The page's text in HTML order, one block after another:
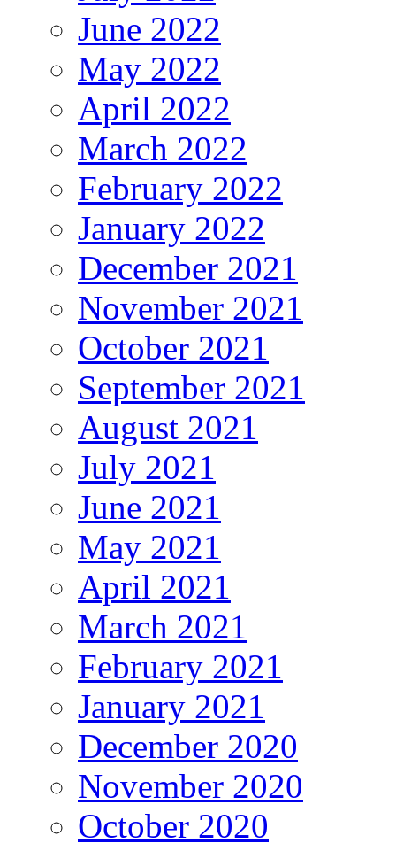
June 2022
May 2022
April 2022
March 2022
February 2022
January 2022
December 2021
November 2021
October 2021
September 2021
August 2021
July 2021
June 2021
May 2021
April 2021
March 2021
February 2021
January 2021
December 2020
November 2020
October 2020